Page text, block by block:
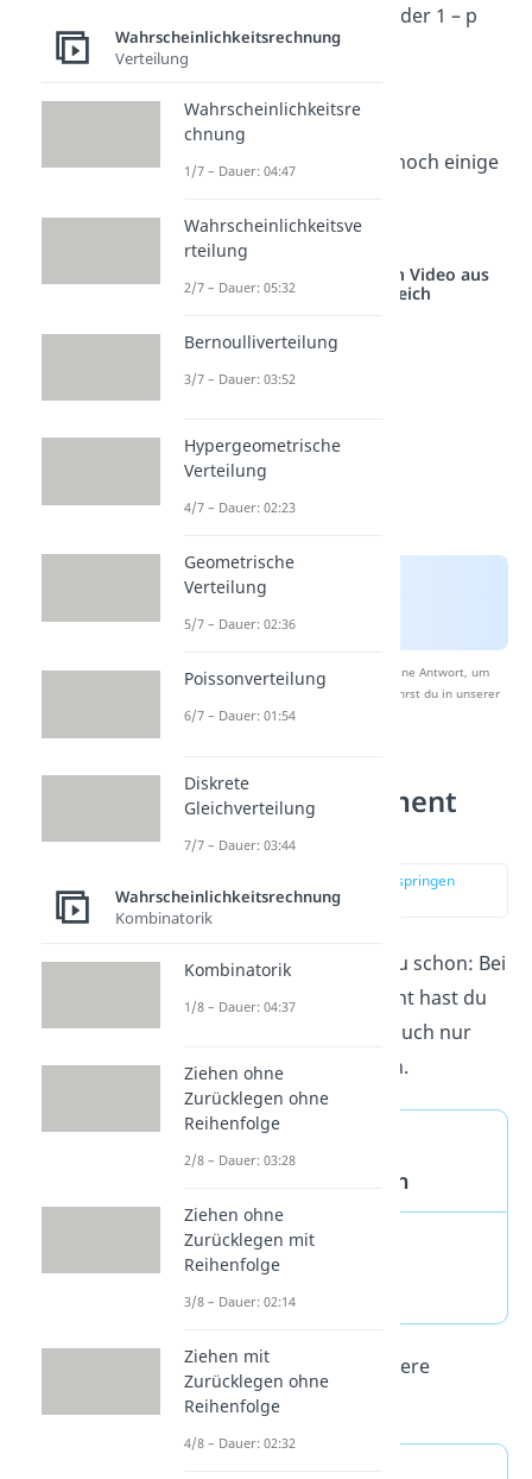
6 würfelst, muss dann wieder 1 – p
sein:
Schau dir nun am besten noch einige
Bernoulliexperiments an.
Studyflix vernetzt: Hier ein Video aus
einem anderen Bereich
Nach Beantwortung speichern wir deine Antwort, um
Studyflix zu verbessern. Mehr dazu erfährst du in unserer
Datenschutzerklärung
Bernoulli Experiment
Eigenschaften
zur Stelle im Video springen
(01:46)
Eine Eigenschaft kennst du schon: Bei
einem Bernoulli Experiment hast du
nur zwei Ereignisse, also auch nur
zwei Wahrscheinlichkeiten.
Bernoulli
Wahrscheinlichkeiten
P(„Treffer“) = p
P(„Niete“) = 1 – p
Schau dir gleich noch weitere
Eigenschaften an.
Wahrscheinlichkeitsrechnung
Verteilung
Wahrscheinlichkeitsre
chnung
1/7 – Dauer: 04:47
Wahrscheinlichkeitsve
rteilung
2/7 – Dauer: 05:32
Bernoulliverteilung
3/7 – Dauer: 03:52
Hypergeometrische
Verteilung
4/7 – Dauer: 02:23
Geometrische
Verteilung
5/7 – Dauer: 02:36
Poissonverteilung
6/7 – Dauer: 01:54
Diskrete
Gleichverteilung
7/7 – Dauer: 03:44
Wahrscheinlichkeitsrechnung
Kombinatorik
Kombinatorik
1/8 – Dauer: 04:37
Ziehen ohne
Zurücklegen ohne
Reihenfolge
2/8 – Dauer: 03:28
Ziehen ohne
Zurücklegen mit
Reihenfolge
3/8 – Dauer: 02:14
Ziehen mit
Zurücklegen ohne
Reihenfolge
4/8 – Dauer: 02:32